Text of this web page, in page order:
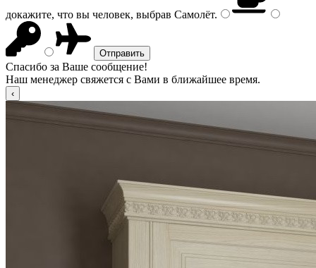
докажите, что вы человек, выбрав Самолёт.
Спасибо за Ваше сообщение!
Наш менеджер свяжется с Вами в ближайшее время.